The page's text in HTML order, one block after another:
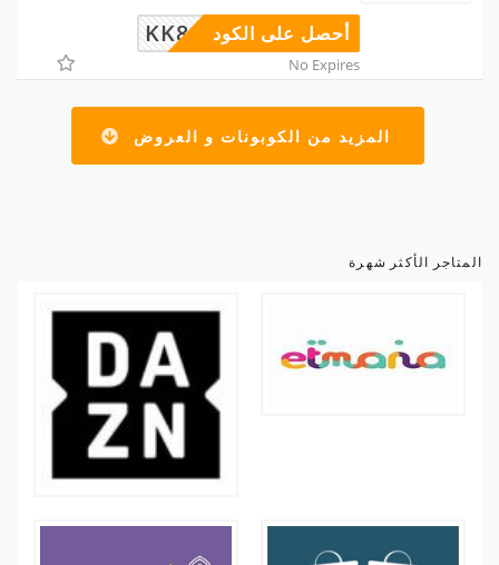
KK80 أحصل على الكود
No Expires
المزيد من الكوبونات و العروض
المتاجر الأكثر شهرة